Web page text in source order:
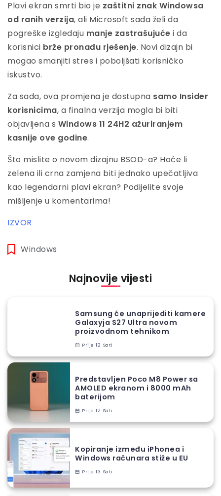
Plavi ekran smrti bio je zaštitni znak Windowsa
od ranih verzija, ali Microsoft sada želi da
pogreške izgledaju manje zastrašujuće i da
korisnici brže pronađu rješenje. Novi dizajn bi
mogao smanjiti stres i poboljšati korisničko
iskustvo.
Za sada, ova promjena je dostupna samo Insider
korisnicima, a finalna verzija mogla bi biti
objavljena s Windows 11 24H2 ažuriranjem
kasnije ove godine.
Što mislite o novom dizajnu BSOD-a? Hoće li
zelena ili crna zamjena biti jednako upečatljiva
kao legendarni plavi ekran? Podijelite svoje
mišljenje u komentarima!
IZVOR
Windows
Najnovije vijesti
Samsung će unaprijediti kamere
Galaxyja S27 Ultra novom
proizvodnom tehnikom
Prije 12 Sati
Predstavljen Poco M8 Power sa
AMOLED ekranom i 8000 mAh
baterijom
Prije 12 Sati
Kopiranje između iPhonea i
Windows računara stiže u EU
Prije 13 Sati